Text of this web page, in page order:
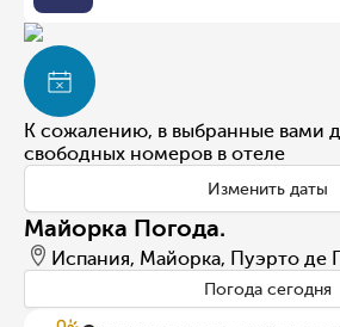
К сожалению, в выбранные вами
свободных номеров в отеле
Изменить даты
Майорка Погода.
Испания, Майорка, Пуэрто де
Погода сегодня